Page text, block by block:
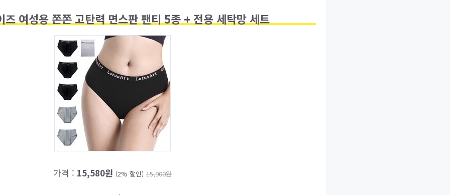
즈 여성용 쫀쫀 고탄력 면스판 팬티 5종 + 전용 세탁망 세트
가격 : 15,580원 (2% 할인) 15,900원